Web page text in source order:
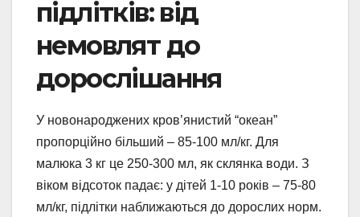
підлітків: від
немовлят до
дорослішання
У новонароджених кров’янистий “океан”
пропорційно більший – 85-100 мл/кг. Для
малюка 3 кг це 250-300 мл, як склянка води. З
віком відсоток падає: у дітей 1-10 років – 75-80
мл/кг, підлітки наближаються до дорослих норм.